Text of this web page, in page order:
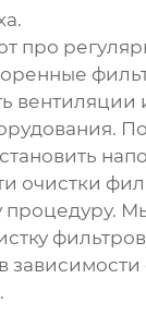
про
вентиляции
очистки
процедуру.
зависимости